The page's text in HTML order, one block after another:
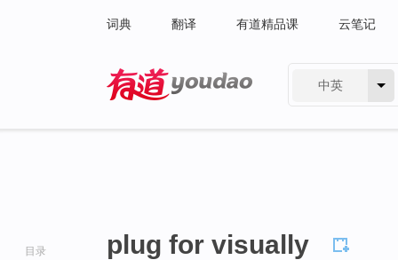
词典 翻译 有道精品课 云笔记
中英
目录 plug for visually